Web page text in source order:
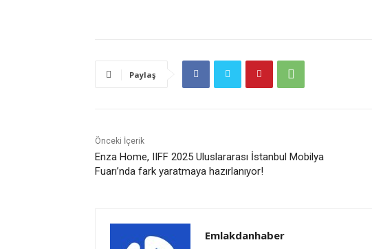
Paylaş
Önceki İçerik
Enza Home, IIFF 2025 Uluslararası İstanbul Mobilya
Fuarı’nda fark yaratmaya hazırlanıyor!
Emlakdanhaber